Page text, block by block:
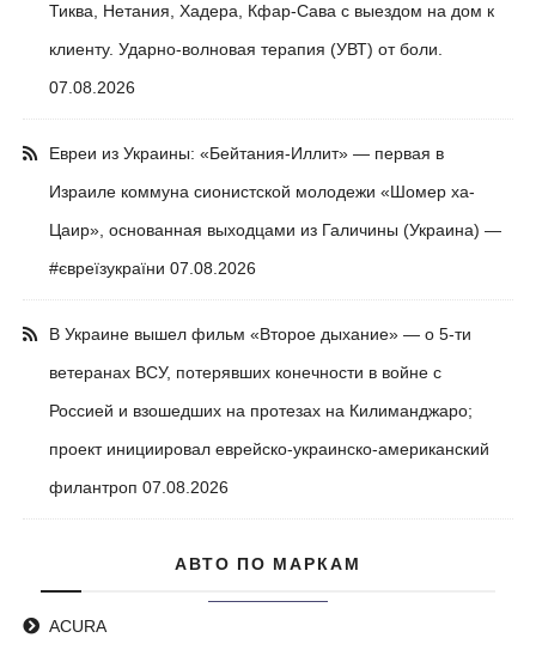
Тиква, Нетания, Хадера, Кфар-Сава с выездом на дом к
клиенту. Ударно-волновая терапия (УВТ) от боли.
07.08.2026
Евреи из Украины: «Бейтания-Иллит» — первая в
Израиле коммуна сионистской молодежи «Шомер ха-
Цаир», основанная выходцами из Галичины (Украина) —
#євреїзукраїни 07.08.2026
В Украине вышел фильм «Второе дыхание» — о 5-ти
ветеранах ВСУ, потерявших конечности в войне с
Россией и взошедших на протезах на Килиманджаро;
проект инициировал еврейско-украинско-американский
филантроп 07.08.2026
АВТО ПО МАРКАМ
ACURA